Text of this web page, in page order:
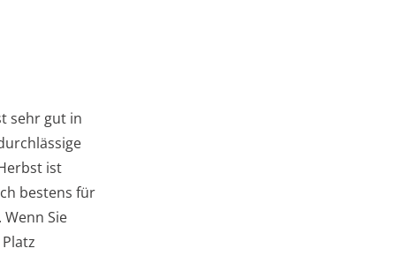
sehr gut in
ist
bestens für
Sie